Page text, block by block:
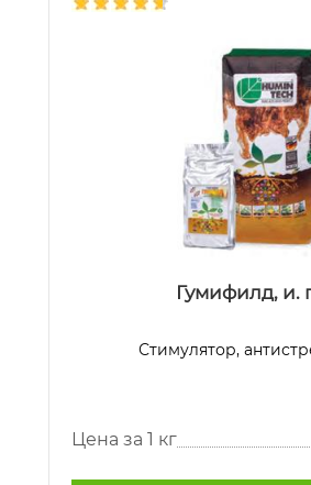
Гумифилд, и.
Стимулятор,
Цена за 1 кг